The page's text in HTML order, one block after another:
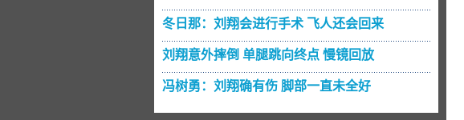
冬日那：刘翔会进行手术 飞人还会回来
刘翔意外摔倒 单腿跳向终点 慢镜回放
冯树勇：刘翔确有伤 脚部一直未全好